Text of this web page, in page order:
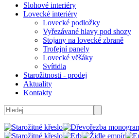
Slohové interiéry
Lovecké interiéry
Lovecké podložky
Vyřezávané hlavy pod shozy
Stojany na lovecké zbraně
Trofejní panely
Lovecké věšáky
Svítidla
Starožitnosti - prodej
Aktuality
Kontakty